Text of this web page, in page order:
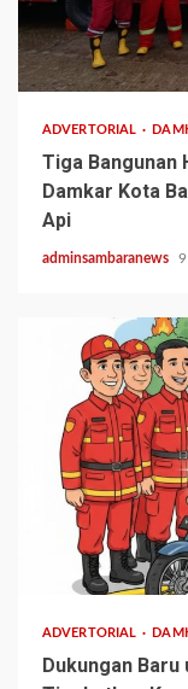
1 min read
ADVERTORIAL
Tiga Bangunan
Damkar Kota
Api
adminsambaranews
1 min read
ADVERTORIAL
Dukungan